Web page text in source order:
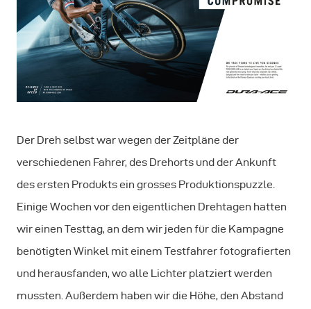
Der Dreh selbst war wegen der Zeitpläne der
verschiedenen Fahrer, des Drehorts und der Ankunft
des ersten Produkts ein grosses Produktionspuzzle.
Einige Wochen vor den eigentlichen Drehtagen hatten
wir einen Testtag, an dem wir jeden für die Kampagne
benötigten Winkel mit einem Testfahrer fotografierten
und herausfanden, wo alle Lichter platziert werden
mussten. Außerdem haben wir die Höhe, den Abstand